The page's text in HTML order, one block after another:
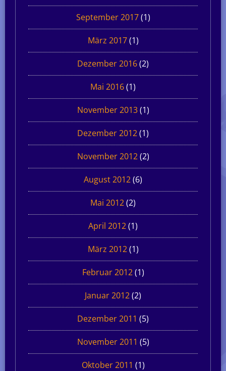
September 2017(1)
März 2017(1)
Dezember 2016(2)
Mai 2016(1)
November 2013(1)
Dezember 2012(1)
November 2012(2)
August 2012(6)
Mai 2012(2)
April 2012(1)
März 2012(1)
Februar 2012(1)
Januar 2012(2)
Dezember 2011 (5)
November 2011 (5)
Oktober 2011 (1)